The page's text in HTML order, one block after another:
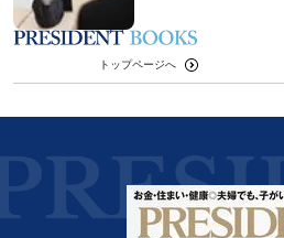
トップページへ